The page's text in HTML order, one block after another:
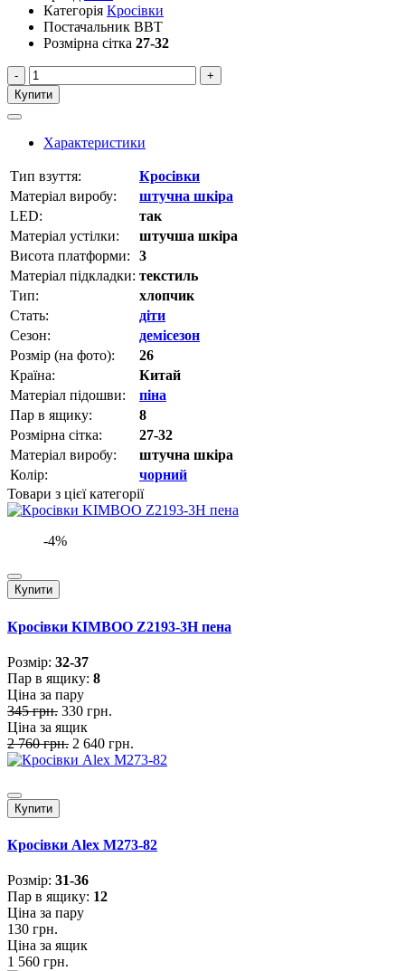
Категорія Кросівки
Постачальник BBT
Розмірна сітка 27-32
-
+
Купити
Характеристики
Тип взуття:
Кросівки
Матеріал виробу:
штучна шкіра
LED:
так
Матеріал устілки:
штучша шкіра
Висота платформи:
3
Матеріал підкладки: текстиль
Тип:
хлопчик
Стать:
діти
Сезон:
демісезон
Розмір (на фото):
26
Країна:
Китай
Матеріал підошви:
піна
Пар в ящику:
8
Розмірна сітка:
27-32
Матеріал виробу:
штучна шкіра
Колір:
чорний
Товари з цієї категорії
-4%
Купити
Кросівки KIMBOO Z2193-3H пена
Розмiр: 32-37
Пар в ящику: 8
Ціна за пару
345 грн. 330 грн.
Ціна за ящик
2 760 грн. 2 640 грн.
Купити
Кросівки Alex M273-82
Розмiр: 31-36
Пар в ящику: 12
Ціна за пару
130 грн.
Ціна за ящик
1 560 грн.